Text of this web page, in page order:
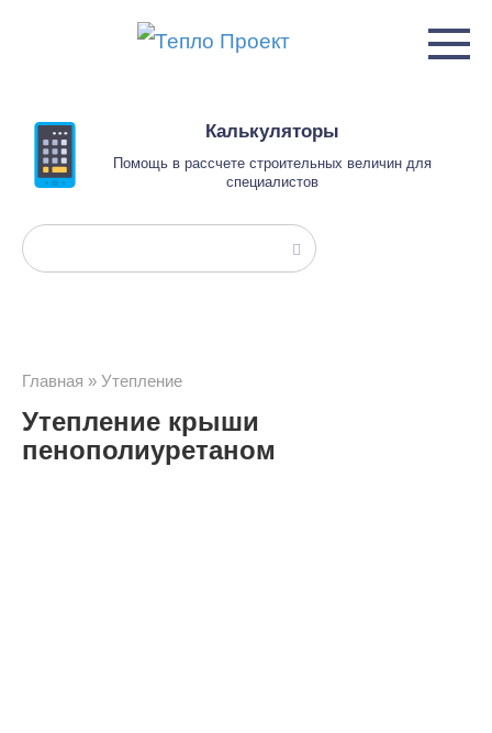
Калькуляторы
Помощь в рассчете строительных величин для
специалистов
Поиск:
Главная » Утепление
Утепление крыши
пенополиуретаном